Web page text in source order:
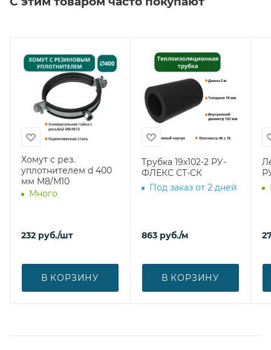
Хомут с рез.
уплотнителем d 400
мм М8/М10
Много
232 руб./шт
В КОРЗИНУ
Трубка 19х102-2 РУ-
ФЛЕКС СТ-СК
Под заказ от 2 дней
863 руб./м
В КОРЗИНУ